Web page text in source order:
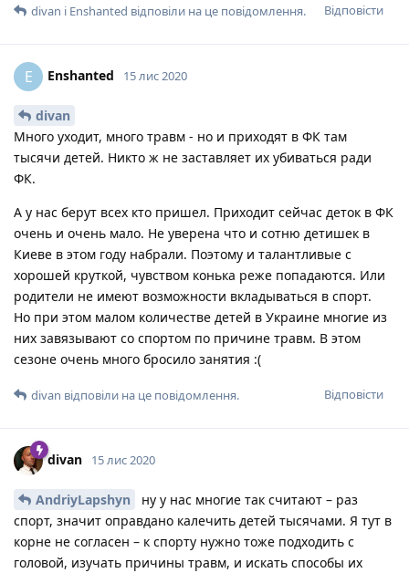
Відповісти
divan і Enshanted відповіли на це повідомлення.
E Enshanted 15 лис 2020
divan
Много уходит, много травм - но и приходят в ФК там
тысячи детей. Никто ж не заставляет их убиваться ради
ФК.
А у нас берут всех кто пришел. Приходит сейчас деток в ФК
очень и очень мало. Не уверена что и сотню детишек в
Киеве в этом году набрали. Поэтому и талантливые с
хорошей круткой, чувством конька реже попадаются. Или
родители не имеют возможности вкладываться в спорт.
Но при этом малом количестве детей в Украине многие из
них завязывают со спортом по причине травм. В этом
сезоне очень много бросило занятия :(
Відповісти
divan відповіли на це повідомлення.
divan 15 лис 2020
AndriyLapshyn
ну у нас многие так считают – раз
спорт, значит оправдано калечить детей тысячами. Я тут в
корне не согласен – к спорту нужно тоже подходить с
головой, изучать причины травм, и искать способы их